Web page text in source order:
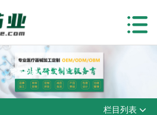
常见问题
栏目列表